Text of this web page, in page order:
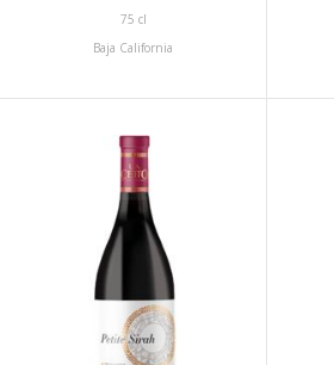
75 cl
Baja California